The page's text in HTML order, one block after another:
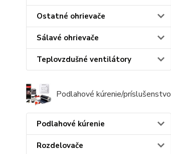
Ostatné ohrievače
Sálavé ohrievače
Teplovzdušné ventilátory
Podlahové kúrenie/príslušenstvo
Podlahové kúrenie
Rozdelovače